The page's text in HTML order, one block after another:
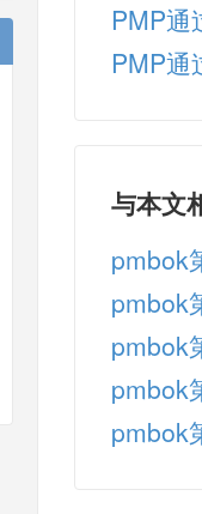
PMP通
PMP通
与本文
pmbok
pmbok
pmbok
pmbok
pmbok